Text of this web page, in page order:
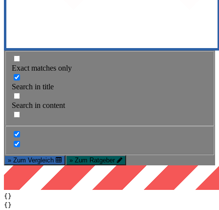
Exact matches only
Search in title
Search in content
» Zum Vergleich » Zum Ratgeber
{}
{}